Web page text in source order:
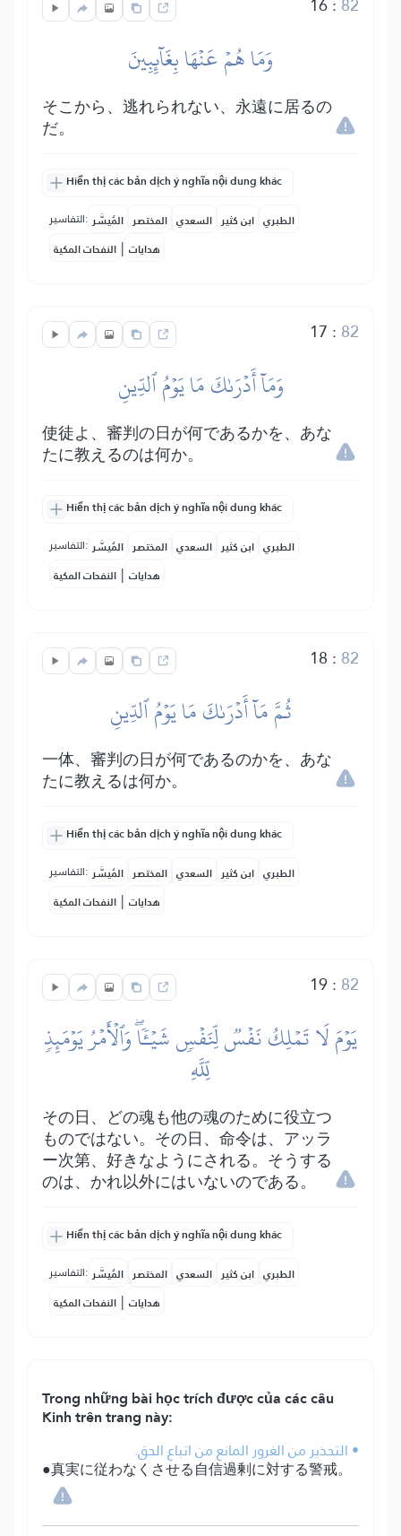
وَمَا هُمۡ عَنۡهَا بِغَآئِبِينَ
そこから、逃れられない、永遠に居るの
だ。
Hiển thị các bản dịch ý nghĩa nội dung khác
التفاسير: المُيسَّر المختصر السعدي ابن كثير الطبري
النفحات المكية | هدايات
17 : 82
وَمَآ أَدۡرَىٰكَ مَا يَوۡمُ ٱلدِّينِ
使徒よ、審判の日が何であるかを、あな
たに教えるのは何か。
Hiển thị các bản dịch ý nghĩa nội dung khác
التفاسير: المُيسَّر المختصر السعدي ابن كثير الطبري
النفحات المكية | هدايات
18 : 82
ثُمَّ مَآ أَدۡرَىٰكَ مَا يَوۡمُ ٱلدِّينِ
一体、審判の日が何であるのかを、あな
たに教えるは何か。
Hiển thị các bản dịch ý nghĩa nội dung khác
التفاسير: المُيسَّر المختصر السعدي ابن كثير الطبري
النفحات المكية | هدايات
19: 82
يَوۡمَ لَا تَمۡلِكُ نَفۡسٞ لِّنَفۡسٖ شَيۡـٔٗاۖ وَٱلۡأَمۡرُ يَوۡمَئِذٖ
لِّلَّهِ
その日、どの魂も他の魂のために役立つ
ものではない。その日、命令は、アッラ
ー次第、好きなようにされる。そうする
のは、かれ以外にはいないのである。
Hiển thị các bản dịch ý nghĩa nội dung khác
التفاسير: المُيسَّر المختصر السعدي ابن كثير الطبري
النفحات المكية | هدايات
Trong những bài học trích được của các câu
Kinh trên trang này:
• التحذير من الغرور المانع من اتباع الحق.
●真実に従わなくさせる自信過剰に対する警戒。